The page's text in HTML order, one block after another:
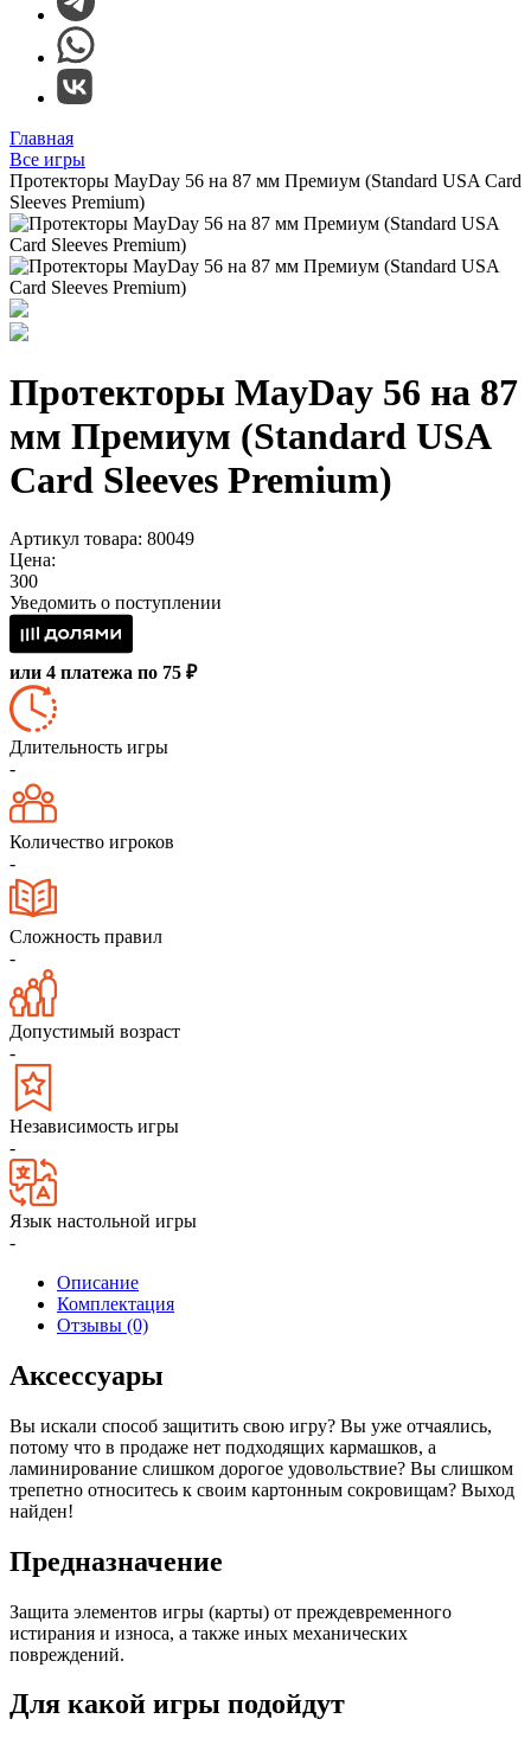
Главная
Все игры
Протекторы MayDay 56 на 87 мм Премиум (Standard USA Card
Sleeves Premium)
Протекторы MayDay 56 на 87
мм Премиум (Standard USA
Card Sleeves Premium)
Артикул товара: 80049
Цена:
300
Уведомить о поступлении
или 4 платежа по 75 ₽
Длительность игры
-
Количество игроков
-
Сложность правил
-
Допустимый возраст
-
Независимость игры
-
Язык настольной игры
-
Описание
Комплектация
Отзывы (0)
Аксессуары
Вы искали способ защитить свою игру? Вы уже отчаялись,
потому что в продаже нет подходящих кармашков, а
ламинирование слишком дорогое удовольствие? Вы слишком
трепетно относитесь к своим картонным сокровищам? Выход
найден!
Предназначение
Защита элементов игры (карты) от преждевременного
истирания и износа, а также иных механических
повреждений.
Для какой игры подойдут